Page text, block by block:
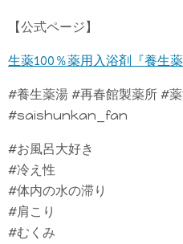
【公式ページ】
生薬100％薬用入浴剤『養生薬
#養生薬湯 #再春館製薬所 #
#saishunkan_fan
#お風呂大好き
#冷え性
#体内の水の滞り
#肩こり
#むくみ